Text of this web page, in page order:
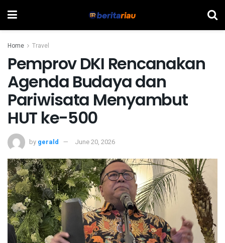
Home Travel
Pemprov DKI Rencanakan
Agenda Budaya dan
Pariwisata Menyambut
HUT ke-500
by gerald June 20, 2026